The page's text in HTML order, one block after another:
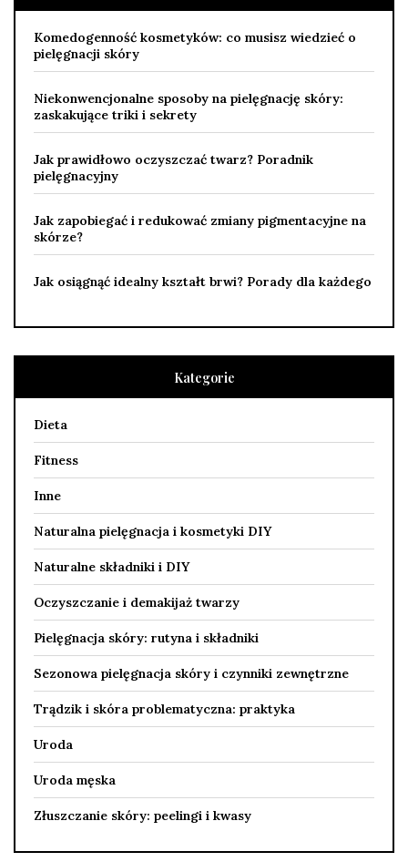
Komedogenność kosmetyków: co musisz wiedzieć o
pielęgnacji skóry
Niekonwencjonalne sposoby na pielęgnację skóry:
zaskakujące triki i sekrety
Jak prawidłowo oczyszczać twarz? Poradnik
pielęgnacyjny
Jak zapobiegać i redukować zmiany pigmentacyjne na
skórze?
Jak osiągnąć idealny kształt brwi? Porady dla każdego
Kategorie
Dieta
Fitness
Inne
Naturalna pielęgnacja i kosmetyki DIY
Naturalne składniki i DIY
Oczyszczanie i demakijaż twarzy
Pielęgnacja skóry: rutyna i składniki
Sezonowa pielęgnacja skóry i czynniki zewnętrzne
Trądzik i skóra problematyczna: praktyka
Uroda
Uroda męska
Złuszczanie skóry: peelingi i kwasy